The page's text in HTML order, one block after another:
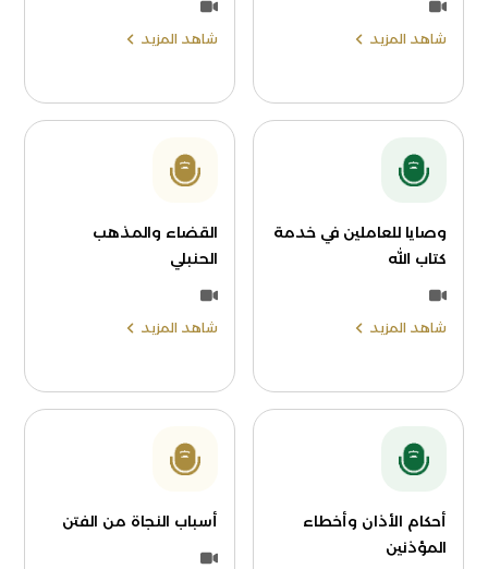
شاهد المزيد شاهد المزيد
وصايا للعاملين في خدمة
كتاب الله
شاهد المزيد
القضاء والمذهب
الحنبلي
شاهد المزيد
أحكام الأذان وأخطاء
المؤذنين
أسباب النجاة من الفتن